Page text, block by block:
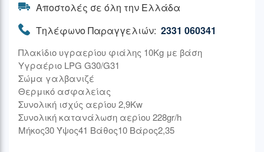
Αποστολές σε όλη την Ελλάδα
Τηλέφωνο Παραγγελιών: 2331 060341
Πλακίδιο υγραερίου φιάλης 10Kg με βάση
Υγραέριο LPG G30/G31
Σώμα γαλβανιζέ
Θερμικό ασφαλείας
Συνολική ισχύς αερίου 2,9Kw
Συνολική κατανάλωση αερίου 228gr/h
Μήκος30 Ύψος41 Βάθος10 Βάρος2,35